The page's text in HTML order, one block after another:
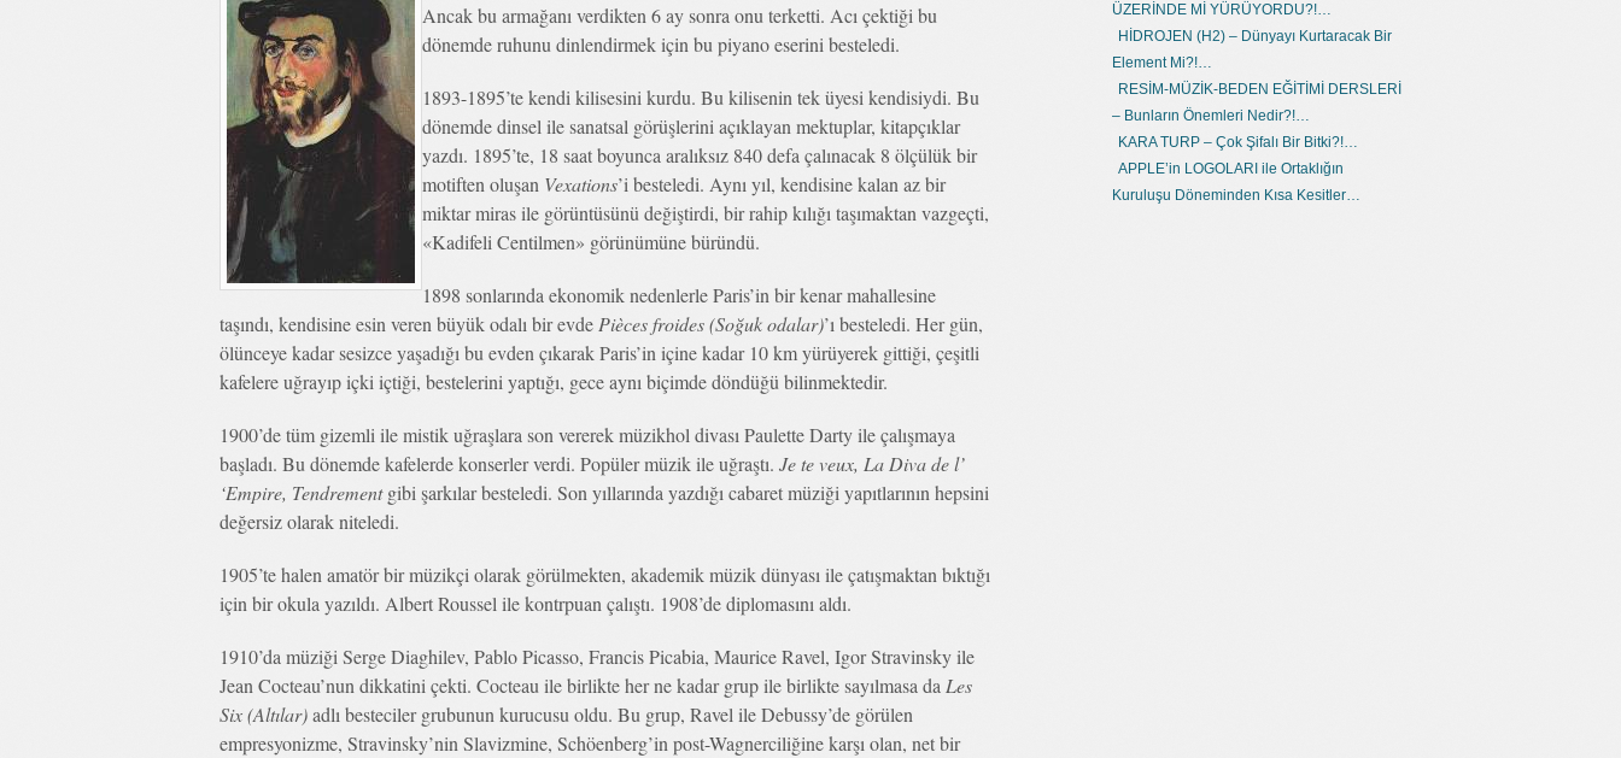
Ancak bu armağanı verdikten 6 ay sonra onu terketti. Acı çektiği bu
dönemde ruhunu dinlendirmek için bu piyano eserini besteledi.
1893-1895’te kendi kilisesini kurdu. Bu kilisenin tek üyesi kendisiydi. Bu
dönemde dinsel ile sanatsal görüşlerini açıklayan mektuplar, kitapçıklar
yazdı. 1895’te, 18 saat boyunca aralıksız 840 defa çalınacak 8 ölçülük bir
motiften oluşan Vexations’i besteledi. Aynı yıl, kendisine kalan az bir
miktar miras ile görüntüsünü değiştirdi, bir rahip kılığı taşımaktan vazgeçti,
«Kadifeli Centilmen» görünümüne büründü.
1898 sonlarında ekonomik nedenlerle Paris’in bir kenar mahallesine
taşındı, kendisine esin veren büyük odalı bir evde Pièces froides (Soğuk odalar)’ı besteledi. Her gün,
ölünceye kadar sesizce yaşadığı bu evden çıkarak Paris’in içine kadar 10 km yürüyerek gittiği, çeşitli
kafelere uğrayıp içki içtiği, bestelerini yaptığı, gece aynı biçimde döndüğü bilinmektedir.
1900’de tüm gizemli ile mistik uğraşlara son vererek müzikhol divası Paulette Darty ile çalışmaya
başladı. Bu dönemde kafelerde konserler verdi. Popüler müzik ile uğraştı. Je te veux, La Diva de l’
‘Empire, Tendrementgibi şarkılar besteledi. Son yıllarında yazdığı cabaret müziği yapıtlarının hepsini
değersiz olarak niteledi.
1905’te halen amatör bir müzikçi olarak görülmekten, akademik müzik dünyası ile çatışmaktan bıktığı
için bir okula yazıldı. Albert Roussel ile kontrpuan çalıştı. 1908’de diplomasını aldı.
1910’da müziği Serge Diaghilev, Pablo Picasso, Francis Picabia, Maurice Ravel, Igor Stravinsky ile
Jean Cocteau’nun dikkatini çekti. Cocteau ile birlikte her ne kadar grup ile birlikte sayılmasa da Les
Six (Altılar)adlı besteciler grubunun kurucusu oldu. Bu grup, Ravel ile Debussy’de görülen
empresyonizme, Stravinsky’nin Slavizmine, Schöenberg’in post-Wagnerciliğine karşı olan, net bir
ÜZERİNDE Mİ YÜRÜYORDU?!…
HİDROJEN (H2) – Dünyayı Kurtaracak Bir
Element Mi?!…
RESİM-MÜZİK-BEDEN EĞİTİMİ DERSLERİ
– Bunların Önemleri Nedir?!…
KARA TURP – Çok Şifalı Bir Bitki?!…
APPLE’in LOGOLARI ile Ortaklığın
Kuruluşu Döneminden Kısa Kesitler…